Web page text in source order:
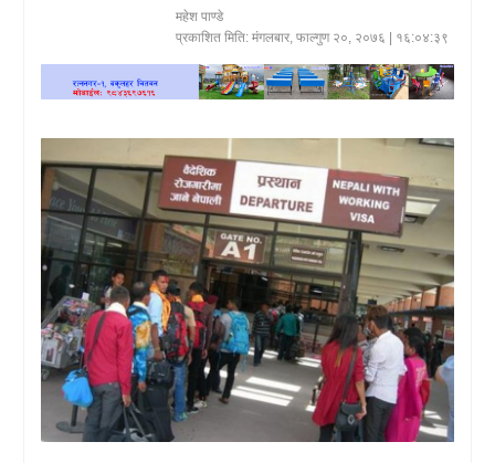
खेलकुद
प्रवास/
विश्व
स्वास्थ्य/
रोचक
विचार/
अन्तर्वार्ता
महेश पाण्डे
प्रकाशित मिति: मंगलबार, फाल्गुण २०, २०७६ | १६:०४:३९